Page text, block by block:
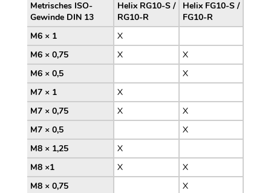
Metrisches ISO-
Gewinde DIN 13
Helix RG10-S /
RG10-R
Helix FG10-S /
FG10-R
M6 × 1
X
M6 × 0,75
X
X
M6 × 0,5
X
M7 × 1
X
M7 × 0,75
X
X
M7 × 0,5
X
M8 × 1,25
X
M8 ×1
X
X
M8 × 0,75
X